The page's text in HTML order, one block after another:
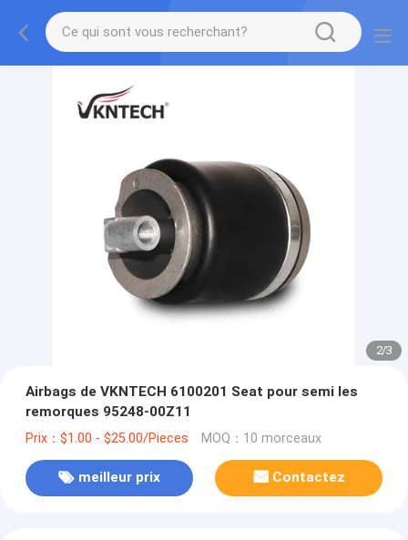
2/3
Airbags de VKNTECH 6100201 Seat pour semi les
remorques 95248-00Z11
Prix：$1.00 - $25.00/Pieces MOQ：10 morceaux
meilleur prix Contactez